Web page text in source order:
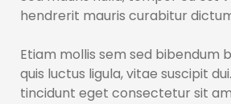
hendrerit mauris curabitur
Etiam mollis sem sed bibendum
quis luctus ligula, vitae suscipit
tincidunt eget consectetur sit